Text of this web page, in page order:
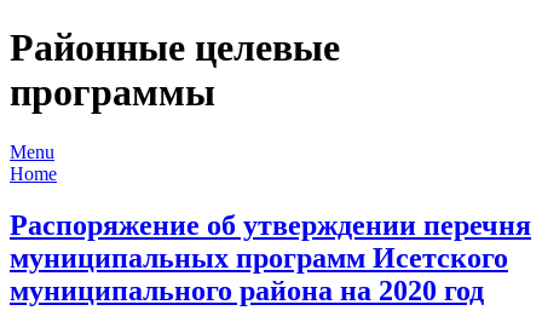
Районные целевые
программы
Menu
Home
Распоряжение об утверждении перечня
муниципальных программ Исетского
муниципального района на 2020 год